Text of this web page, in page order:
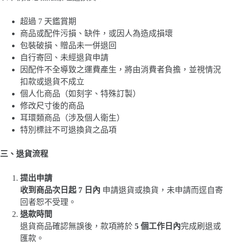
超過 7 天鑑賞期
商品或配件污損、缺件，或因人為造成損壞
包裝破損、贈品未一併退回
自行寄回、未經退貨申請
因配件不全導致之運費產生，將由消費者負擔，並視情況
扣款或退貨不成立
個人化商品（如刻字、特殊訂製）
修改尺寸後的商品
耳環類商品（涉及個人衛生）
特別標註不可退換貨之品項
三、退貨流程
提出申請
收到商品次日起 7 日內 申請退貨或換貨，未申請而逕自寄
回者恕不受理。
退款時間
退貨商品確認無誤後，款項將於 5 個工作日內完成刷退或
匯款。